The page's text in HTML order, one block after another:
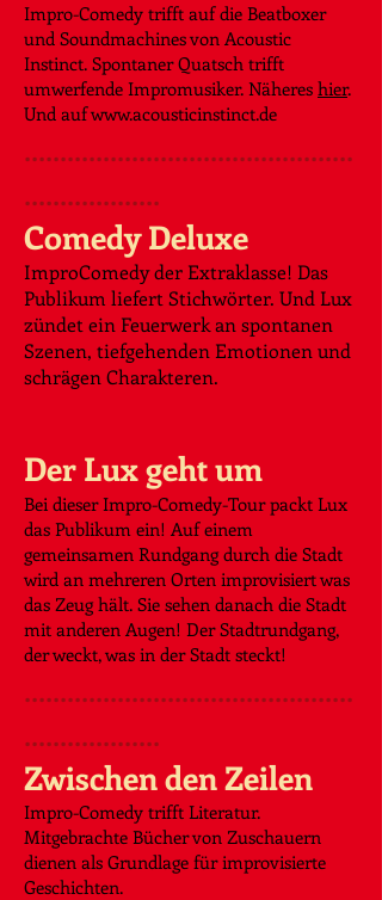
Impro-Comedy trifft auf die Beatboxer
und Soundmachines von Acoustic
Instinct. Spontaner Quatsch trifft
umwerfende Impromusiker. Näheres hier.
Und aufwww.acousticinstinct.de
..............................................
...................
Comedy Deluxe​​
ImproComedy der Extraklasse! Das
Publikum liefert Stichwörter. Und Lux
zündet ein Feuerwerk an spontanen
Szenen, tiefgehenden Emotionen und
schrägen Charakteren.
Der Lux geht um
Bei dieser Impro-Comedy-Tour packt Lux
das Publikum ein! Auf einem
gemeinsamen Rundgang durch die Stadt
wird an mehreren Orten improvisiert was
das Zeug hält. Sie sehen danach die Stadt
mit anderen Augen! Der Stadtrundgang,
der weckt, was in der Stadt steckt!
..............................................
...................
Zwischen den Zeilen
​Impro-Comedy trifft Literatur.
Mitgebrachte Bücher von Zuschauern
dienen als Grundlage für improvisierte
Geschichten.​